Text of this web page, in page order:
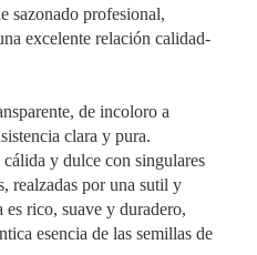
sazonado profesional,
excelente relación calidad-
de incoloro a
clara y pura.
y dulce con singulares
realzadas por una sutil y
es rico, suave y duradero,
esencia de las semillas de